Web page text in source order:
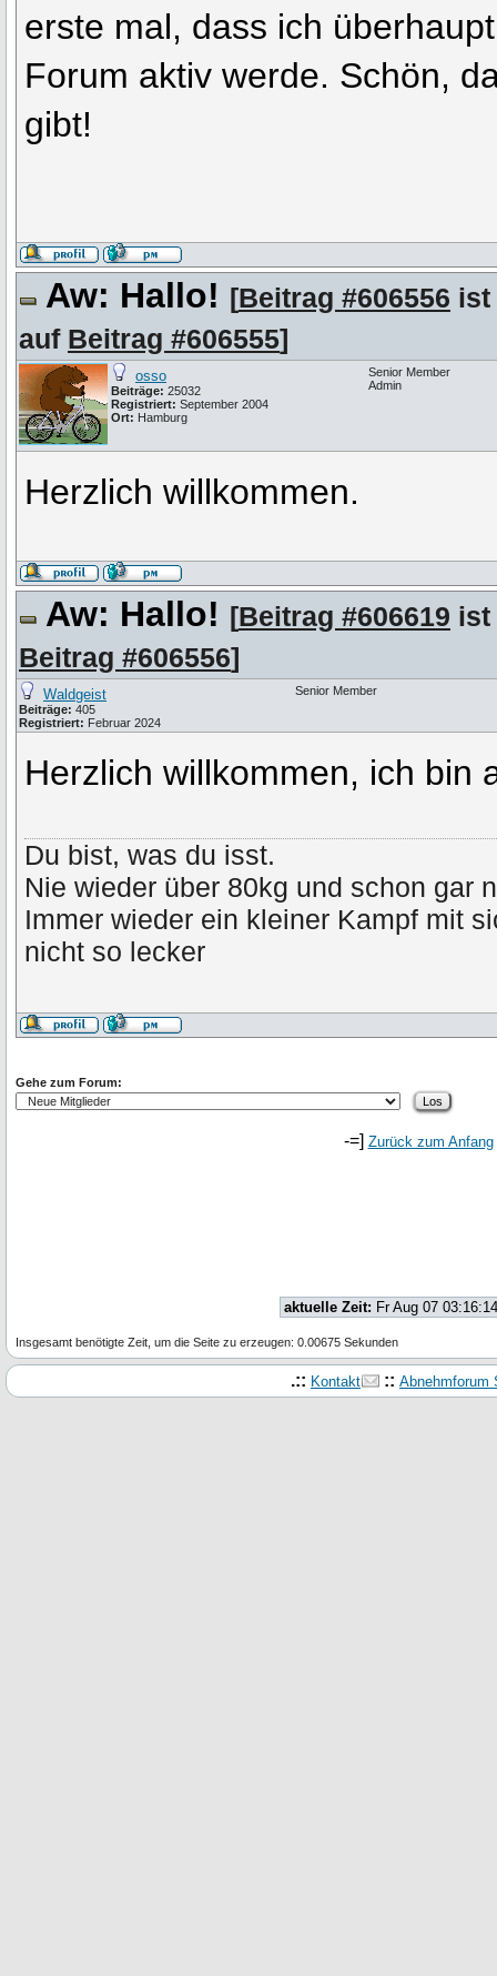
erste mal, dass ich
Forum aktiv werde. Schön,
gibt!
Aw: Hallo! [Beitrag #606556 ist
auf Beitrag #606555]
osso
Beiträge: 25032
Registriert: September 2004
Ort: Hamburg
Senior Member
Admin
Herzlich willkommen.
Aw: Hallo! [Beitrag #606619 ist
Beitrag #606556]
Waldgeist
Beiträge: 405
Registriert: Februar 2024
Senior Member
Herzlich willkommen, ich bin
Du bist, was du isst.
Nie wieder über 80kg und schon gar
Immer wieder ein kleiner Kampf mit
nicht so lecker
Gehe zum Forum:
-=] Zurück zum Anfang
aktuelle Zeit: Fr Aug 07
Insgesamt benötigte Zeit, um die Seite zu erzeugen: 0.00675 Sekunden
.:: Kontakt :: Abnehmforum